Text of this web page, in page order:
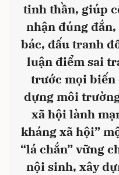
tinh thần, giúp
nhận đúng
bác, đấu tranh
luận điểm sai
trước mọi biến
dựng môi
xã hội lành
kháng xã hội”
“lá chắn” vững
nội sinh, xây